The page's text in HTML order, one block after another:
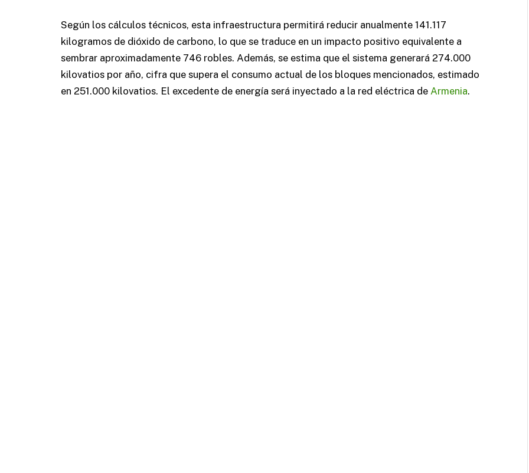
Según los cálculos técnicos, esta infraestructura permitirá reducir anualmente 141.117
kilogramos de dióxido de carbono, lo que se traduce en un impacto positivo equivalente a
sembrar aproximadamente 746 robles. Además, se estima que el sistema generará 274.000
kilovatios por año, cifra que supera el consumo actual de los bloques mencionados, estimado
en 251.000 kilovatios. El excedente de energía será inyectado a la red eléctrica de Armenia.